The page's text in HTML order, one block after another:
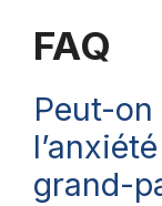
FAQ
Peut-
grand-